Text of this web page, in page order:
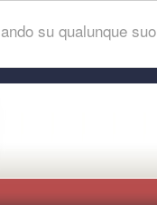
su qualunque suo